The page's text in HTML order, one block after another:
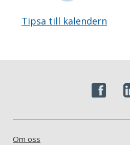
Tipsa till kalendern
Om oss